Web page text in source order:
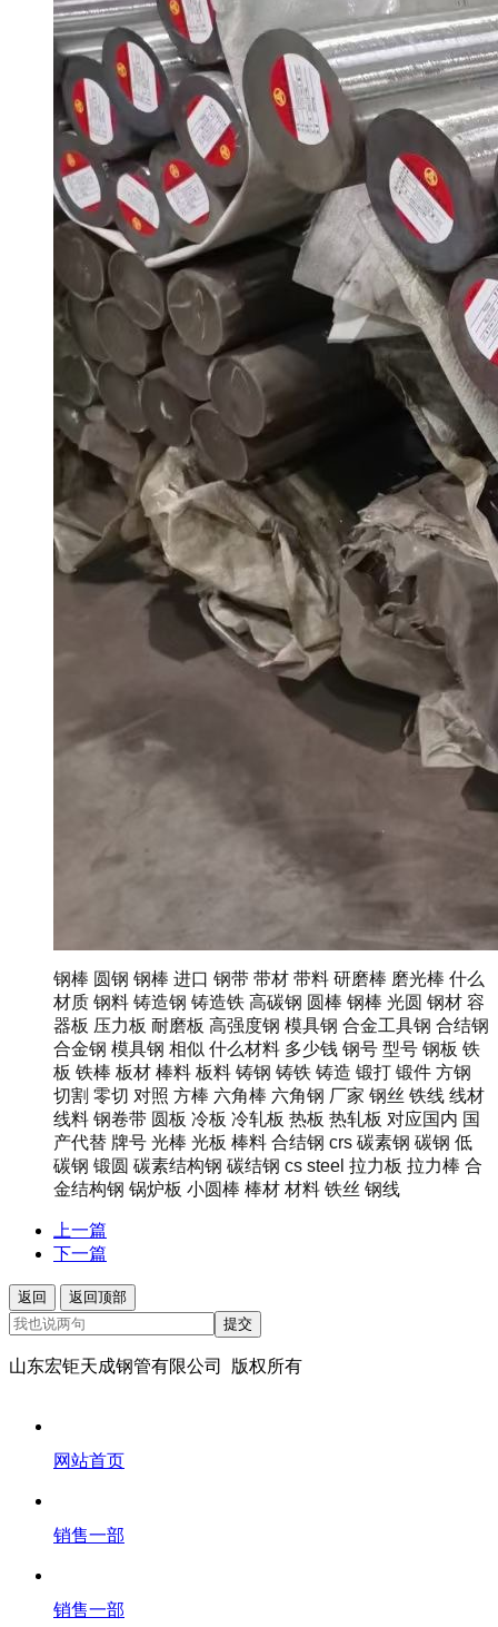
钢棒 圆钢 钢棒 进口 钢带 带材 带料 研磨棒 磨光棒 什么
材质 钢料 铸造钢 铸造铁 高碳钢 圆棒 钢棒 光圆 钢材 容
器板 压力板 耐磨板 高强度钢 模具钢 合金工具钢 合结钢
合金钢 模具钢 相似 什么材料 多少钱 钢号 型号 钢板 铁
板 铁棒 板材 棒料 板料 铸钢 铸铁 铸造 锻打 锻件 方钢
切割 零切 对照 方棒 六角棒 六角钢 厂家 钢丝 铁线 线材
线料 钢卷带 圆板 冷板 冷轧板 热板 热轧板 对应国内 国
产代替 牌号 光棒 光板 棒料 合结钢 crs 碳素钢 碳钢 低
碳钢 锻圆 碳素结构钢 碳结钢 cs steel 拉力板 拉力棒 合
金结构钢 锅炉板 小圆棒 棒材 材料 铁丝 钢线
上一篇
下一篇
返回
返回顶部
提交
山东宏钜天成钢管有限公司 版权所有
网站首页
销售一部
销售一部